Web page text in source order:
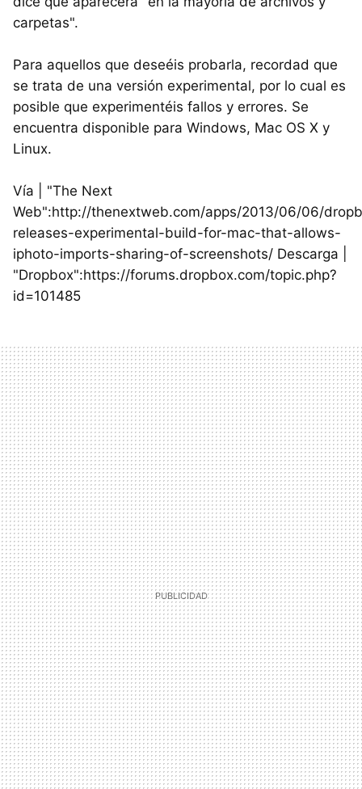
carpetas".
Para aquellos que deseéis probarla, recordad que
se trata de una versión experimental, por lo cual es
posible que experimentéis fallos y errores. Se
encuentra disponible para Windows, Mac OS X y
Linux.
Vía | "The Next
Web":http://thenextweb.com/apps/2013/06/06/
releases-experimental-build-for-mac-that-allows-
iphoto-imports-sharing-of-screenshots/ Descarga |
"Dropbox":https://forums.dropbox.com/topic.php?
id=101485